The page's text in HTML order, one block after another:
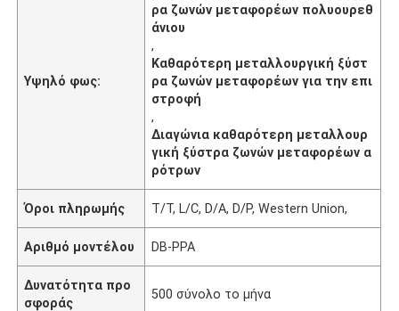
Υψηλό φως:
ρα ζωνών μεταφορέων πολυουρεθ
άνιου
,
Καθαρότερη μεταλλουργική ξύστ
ρα ζωνών μεταφορέων για την επι
στροφή
,
Διαγώνια καθαρότερη μεταλλουρ
γική ξύστρα ζωνών μεταφορέων α
ρότρων
Όροι πληρωμής T/T, L/C, D/A, D/P, Western Union,
Αριθμό μοντέλου DB-PPA
Δυνατότητα προ
σφοράς
500 σύνολο το μήνα